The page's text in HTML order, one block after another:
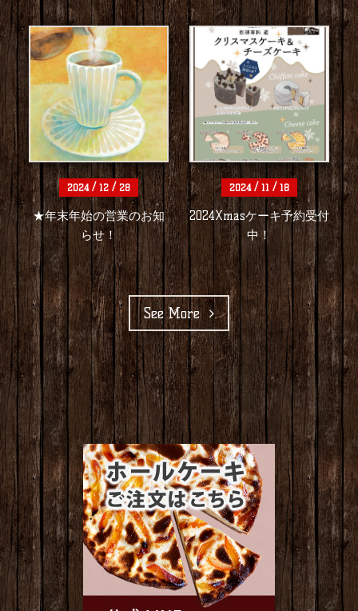
2024/12 / 28
★年末年始の営業のお知
らせ！
2024/ 11 / 18
2024Xmasケーキ予約受付
中！
See More